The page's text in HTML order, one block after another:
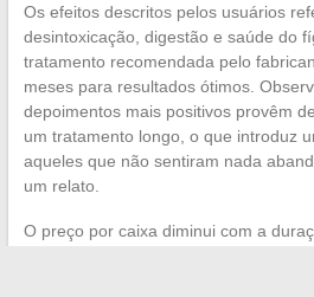
Os efeitos descritos pelos usuários
desintoxicação, digestão e saúde do
tratamento recomendada pelo
meses para resultados ótimos.
depoimentos mais positivos provêm
um tratamento longo, o que introduz
aqueles que não sentiram nada
um relato.
O preço por caixa diminui com a